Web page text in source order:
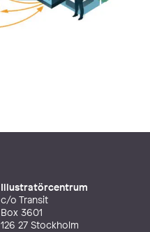
Illustratörcentrum
c/o Transit
Box 3601
126 27 Stockholm